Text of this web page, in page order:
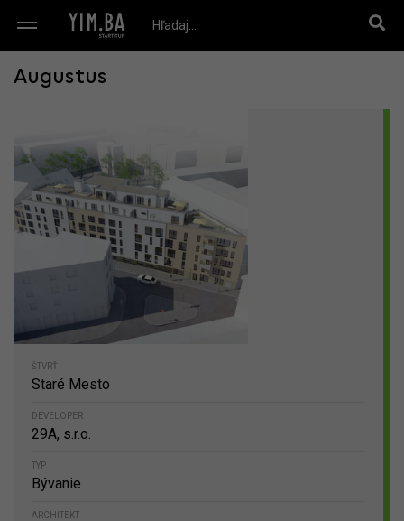
Augustus
ŠTVRŤ
Staré Mesto
DEVELOPER
29A, s.r.o.
TYP
Bývanie
ARCHITEKT